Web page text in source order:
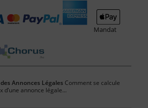
Mandat
Annonces Légales Comment se calcule
d’une annonce légale...